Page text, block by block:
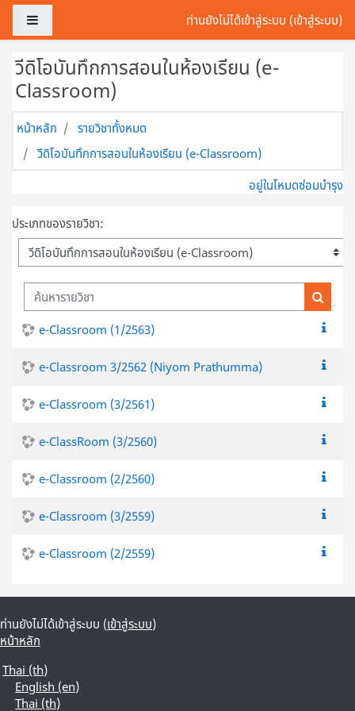
ข้ามไปที่เนื้อหาหลัก
ท่านยังไม่ได้เข้าสู่ระบบ (เข้าสู่ระบบ)
วีดิโอบันทึกการสอนในห้องเรียน (e-
Classroom)
หน้าหลัก
รายวิชาทั้งหมด
วีดิโอบันทึกการสอนในห้องเรียน (e-Classroom)
อยู่ในโหมดซ่อมบำรุง
ประเภทของรายวิชา:
ค้นหารายวิชา
ค้นหาร
e-Classroom (1/2563)
e-Classroom 3/2562 (Niyom Prathumma)
e-Classroom (3/2561)
e-ClassRoom (3/2560)
e-Classroom (2/2560)
e-Classroom (3/2559)
e-Classroom (2/2559)
ท่านยังไม่ได้เข้าสู่ระบบ (เข้าสู่ระบบ)
หน้าหลัก
Thai ‎(th)‎
English ‎(en)‎
Thai ‎(th)‎